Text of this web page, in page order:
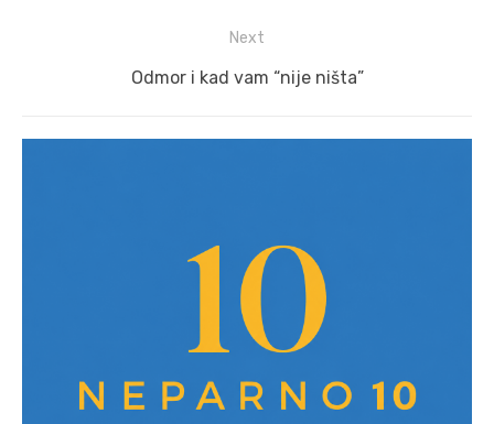
Next
Next
Odmor i kad vam “nije ništa”